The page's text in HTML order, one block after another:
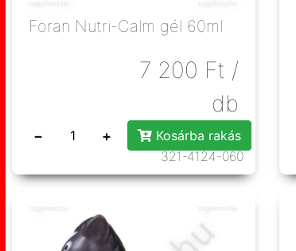
Foran Nutri-Calm gél 60ml
7 200 Ft /
db
− +
Kosárba rakás
321-4124-060